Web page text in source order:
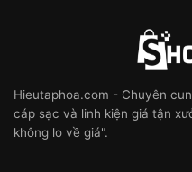
Hieutaphoa.com - Chuyên
cáp sạc và linh kiện giá tận
không lo về giá".